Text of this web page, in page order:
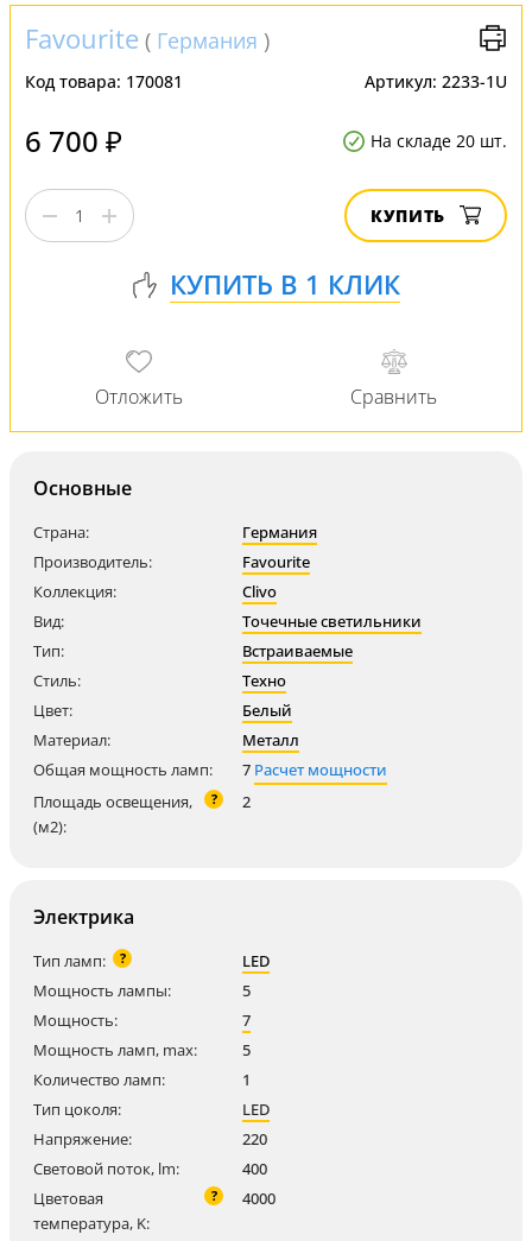
Favourite ( Германия )
Код товара: 170081 Артикул: 2233-1U
6 700 ₽ На складе 20 шт.
КУПИТЬ
Основные
Страна:
Германия
Производитель:
Favourite
Коллекция:
Clivo
Вид:
Точечные светильники
Тип:
Встраиваемые
Стиль:
Техно
Цвет:
Белый
Материал:
Металл
Общая мощность ламп:
7 Расчет мощности
Площадь освещения,
(м2):
? 2
Электрика
Тип ламп: ?
LED
Мощность лампы:
5
Мощность:
7
Мощность ламп, max:
5
Количество ламп:
1
Тип цоколя:
LED
Напряжение:
220
Световой поток, lm:
400
Цветовая
температура, K:
? 4000